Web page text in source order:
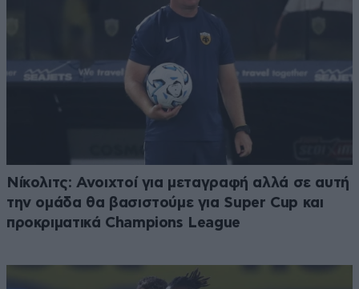
Νίκολιτς: Ανοιχτοί για μεταγραφή αλλά σε αυτή
την ομάδα θα βασιστούμε για Super Cup και
προκριματικά Champions League